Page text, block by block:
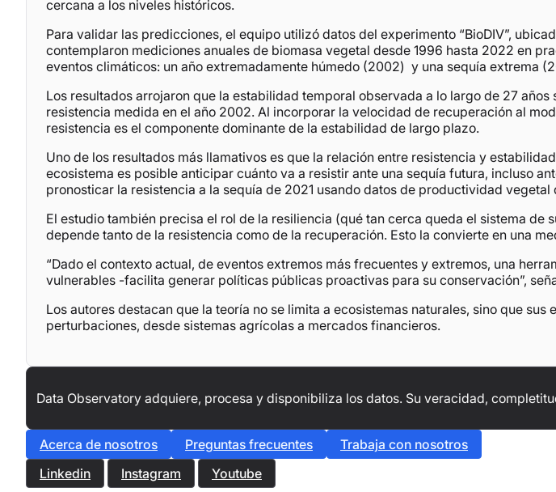
cercana a los niveles históricos.
Para validar las predicciones, el equipo utilizó datos del experimento “BioDIV”,
contemplaron mediciones anuales de biomasa vegetal desde 1996 hasta 2022 en
eventos climáticos: un año extremadamente húmedo (2002) y una sequía extrema
Los resultados arrojaron que la estabilidad temporal observada a lo largo de 27
resistencia medida en el año 2002. Al incorporar la velocidad de recuperación al
resistencia es el componente dominante de la estabilidad de largo plazo.
Uno de los resultados más llamativos es que la relación entre resistencia y
ecosistema es posible anticipar cuánto va a resistir ante una sequía futura, incluso
pronosticar la resistencia a la sequía de 2021 usando datos de productividad
El estudio también precisa el rol de la resiliencia (qué tan cerca queda el sistema
depende tanto de la resistencia como de la recuperación. Esto la convierte en una
“Dado el contexto actual, de eventos extremos más frecuentes y extremos, una
vulnerables -facilita generar políticas públicas proactivas para su conservación”,
Los autores destacan que la teoría no se limita a ecosistemas naturales, sino que
perturbaciones, desde sistemas agrícolas a mercados financieros.
Data Observatory adquiere, procesa y disponibiliza los datos. Su veracidad,
Acerca de nosotros Preguntas frecuentes
Trabaja con nosotros
Linkedin
Instagram Youtube